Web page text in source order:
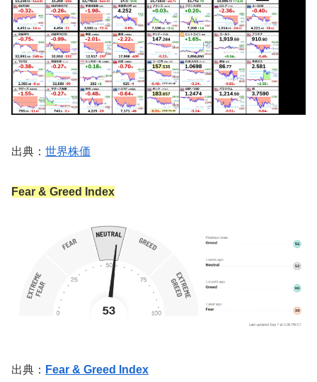
出典： 世界株価
Fear & Greed Index
出典： Fear & Greed Index